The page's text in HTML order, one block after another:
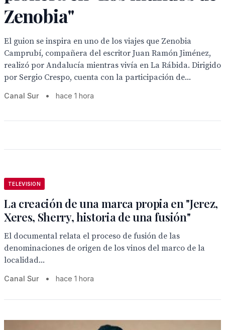
Zenobia"
El guion se inspira en uno de los viajes que Zenobia
Camprubí, compañera del escritor Juan Ramón Jiménez,
realizó por Andalucía mientras vivía en La Rábida. Dirigido
por Sergio Crespo, cuenta con la participación de...
Canal Sur • hace 1 hora
TELEVISION
La creación de una marca propia en "Jerez,
Xeres, Sherry, historia de una fusión"
El documental relata el proceso de fusión de las
denominaciones de origen de los vinos del marco de la
localidad...
Canal Sur • hace 1 hora